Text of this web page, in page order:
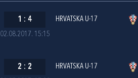
02.08.2017. 15:15
1 : 4 HRVATSKA U-17
2 : 2 HRVATSKA U-17